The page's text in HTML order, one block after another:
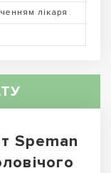
лікаря
Speman